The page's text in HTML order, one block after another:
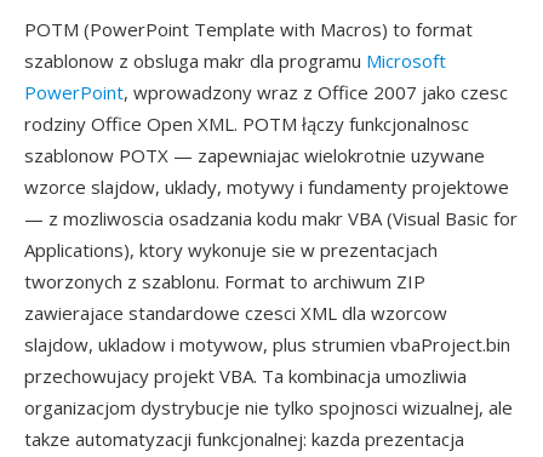
POTM (PowerPoint Template with Macros) to format
szablonow z obsluga makr dla programu Microsoft
PowerPoint, wprowadzony wraz z Office 2007 jako czesc
rodziny Office Open XML. POTM łączy funkcjonalnosc
szablonow POTX — zapewniajac wielokrotnie uzywane
wzorce slajdow, uklady, motywy i fundamenty projektowe
— z mozliwoscia osadzania kodu makr VBA (Visual Basic for
Applications), ktory wykonuje sie w prezentacjach
tworzonych z szablonu. Format to archiwum ZIP
zawierajace standardowe czesci XML dla wzorcow
slajdow, ukladow i motywow, plus strumien vbaProject.bin
przechowujacy projekt VBA. Ta kombinacja umozliwia
organizacjom dystrybucje nie tylko spojnosci wizualnej, ale
takze automatyzacji funkcjonalnej: kazda prezentacja